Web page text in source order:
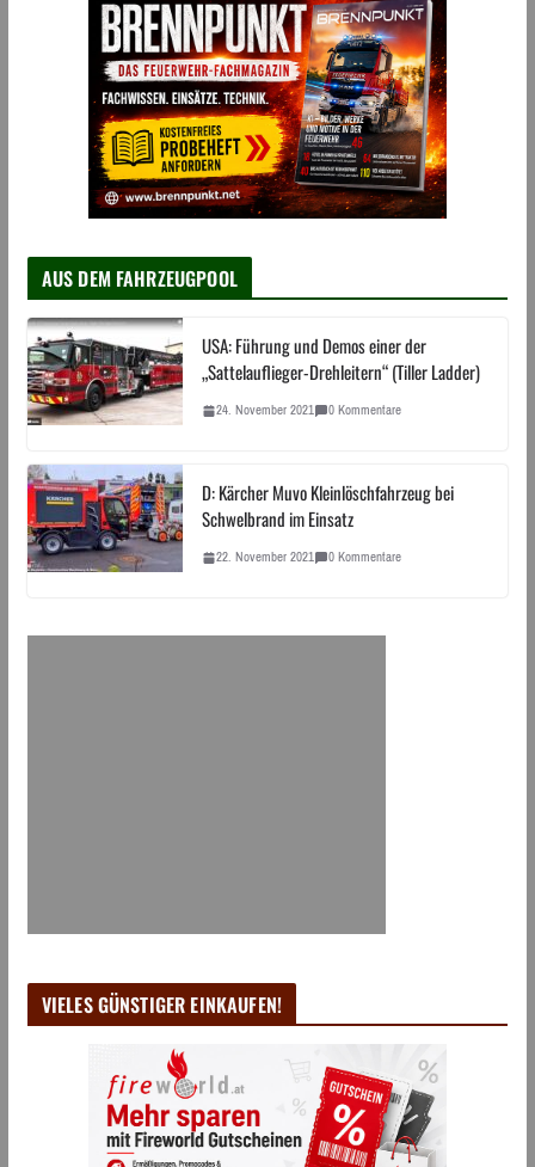
AUS DEM FAHRZEUGPOOL
USA: Führung und Demos einer der
„Sattelauflieger-Drehleitern“ (Tiller Ladder)
24. November 2021 0 Kommentare
D: Kärcher Muvo Kleinlöschfahrzeug bei
Schwelbrand im Einsatz
22. November 2021 0 Kommentare
VIELES GÜNSTIGER EINKAUFEN!